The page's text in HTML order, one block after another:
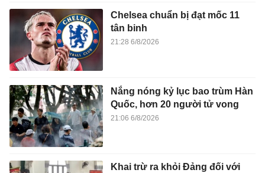
Chelsea chuẩn bị đạt mốc 11
tân binh
21:28 6/8/2026
Nắng nóng kỷ lục bao trùm Hàn
Quốc, hơn 20 người tử vong
21:06 6/8/2026
Khai trừ ra khỏi Đảng đối với